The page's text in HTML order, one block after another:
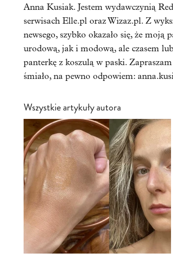
Anna Kusiak. Jestem wydawczynią
serwisach Elle.pl oraz Wizaz.pl. Z
newsego, szybko okazało się, że
urodową, jak i modową, ale czasem
panterkę z koszulą w paski.
śmiało, na pewno odpowiem:
Wszystkie artykuły autora